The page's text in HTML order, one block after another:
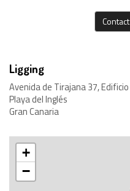
Ligging
Avenida de Tirajana 37,
Playa del Inglés
Gran Canaria
+
−